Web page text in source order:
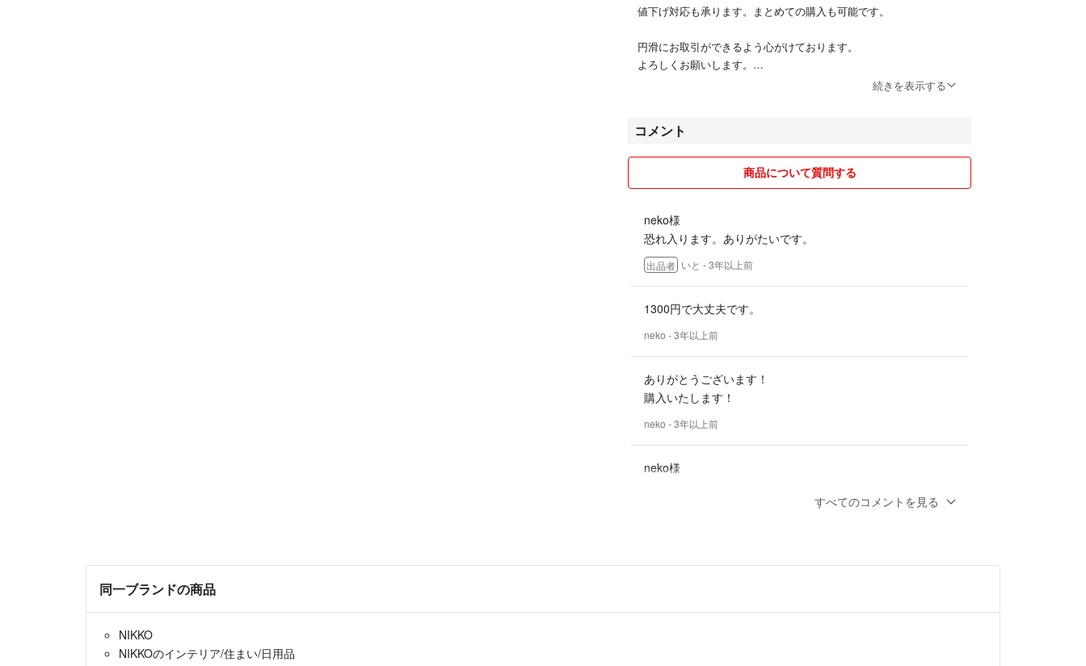
値下げ対応も承ります。まとめての購入も可能です。
円滑にお取引ができるよう心がけております。
よろしくお願いします。
続きを表示する
コメント
商品について質問する
neko様
恐れ入ります。ありがたいです。
出品者 いと - 3年以上前
1300円で大丈夫です。
neko - 3年以上前
ありがとうございます！
購入いたします！
neko - 3年以上前
neko様
お値引きの件ですがほんの気持ちですが、
出品者 いと- 3年以上前
こんばんは。
すべてのコメントを見る
同一ブランドの商品
NIKKO
NIKKOのインテリア/住まい/日用品